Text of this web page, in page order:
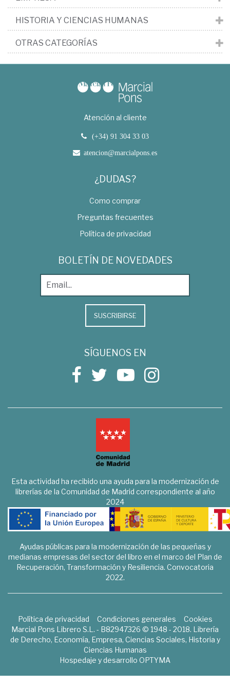
HISTORIA Y CIENCIAS HUMANAS
OTRAS CATEGORÍAS
Atención al cliente
(+34) 91 304 33 03
atencion@marcialpons.es
¿DUDAS?
Como comprar
Preguntas frecuentes
Política de privacidad
BOLETÍN DE NOVEDADES
SUSCRIBIRSE
SÍGUENOS EN
Esta actividad ha recibido una ayuda para la modernización de
librerías de la Comunidad de Madrid correspondiente al año
2024
Ayudas públicas para la modernización de las pequeñas y
medianas empresas del sector del libro en el marco del Plan de
Recuperación, Transformación y Resiliencia. Convocatoria
2022.
Política de privacidad Condiciones generales
Cookies
Marcial Pons Librero S.L. - B82947326 © 1948 - 2018. Librería
de Derecho, Economía, Empresa, Ciencias Sociales, Historia y
Ciencias Humanas
Hospedaje y desarrollo OPTYMA